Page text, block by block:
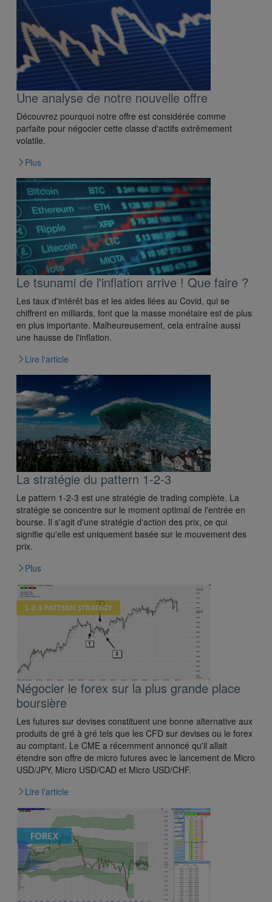
Une analyse de notre nouvelle offre
Découvrez pourquoi notre offre est considérée comme
parfaite pour négocier cette classe d'actifs extrêmement
volatile.
Plus
Le tsunami de l'inflation arrive ! Que faire ?
Les taux d'intérêt bas et les aides liées au Covid, qui se
chiffrent en milliards, font que la masse monétaire est de plus
en plus importante. Malheureusement, cela entraîne aussi
une hausse de l'inflation.
Lire l'article
La stratégie du pattern 1-2-3
Le pattern 1-2-3 est une stratégie de trading complète. La
stratégie se concentre sur le moment optimal de l'entrée en
bourse. Il s'agit d'une stratégie d'action des prix, ce qui
signifie qu'elle est uniquement basée sur le mouvement des
prix.
Plus
Négocier le forex sur la plus grande place
boursière
Les futures sur devises constituent une bonne alternative aux
produits de gré à gré tels que les CFD sur devises ou le forex
au comptant. Le CME a récemment annoncé qu'il allait
étendre son offre de micro futures avec le lancement de Micro
USD/JPY, Micro USD/CAD et Micro USD/CHF.
Lire l'article